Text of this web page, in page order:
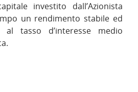
investito dall’Azionista
un rendimento stabile ed
al tasso d’interesse medio